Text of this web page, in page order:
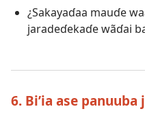
¿Sakayaɗaa mauɗe
jaradeɗekaɗe wãɗai
6. Biʼia ase